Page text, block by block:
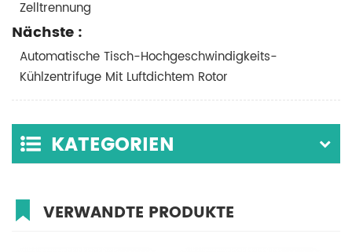
Zelltrennung
Nächste :
Automatische Tisch-Hochgeschwindigkeits-
Kühlzentrifuge Mit Luftdichtem Rotor
KATEGORIEN
VERWANDTE PRODUKTE